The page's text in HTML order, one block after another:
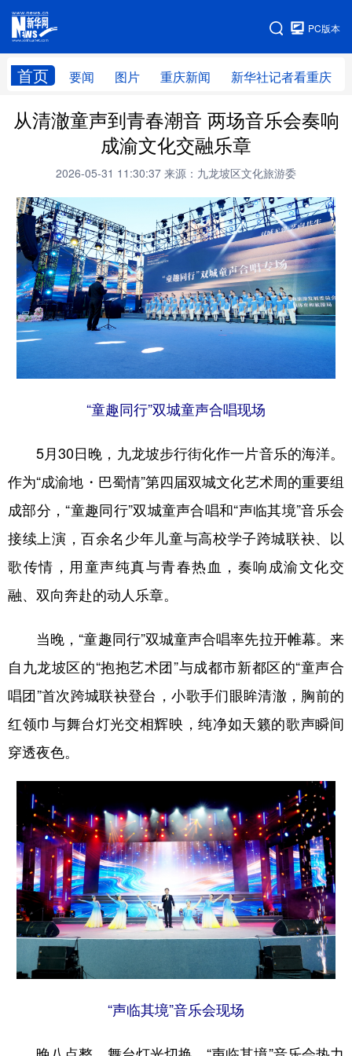
PC版本
首页 要闻 图片 重庆新闻 新华社记者看重庆
网站地图
从清澈童声到青春潮音 两场音乐会奏响
成渝文化交融乐章
2026-05-31 11:30:37 来源：九龙坡区文化旅游委
“童趣同行”双城童声合唱现场
5月30日晚，九龙坡步行街化作一片音乐的海洋。
作为“成渝地・巴蜀情”第四届双城文化艺术周的重要组
成部分，“童趣同行”双城童声合唱和“声临其境”音乐会
接续上演，百余名少年儿童与高校学子跨城联袂、以
歌传情，用童声纯真与青春热血，奏响成渝文化交
融、双向奔赴的动人乐章。
当晚，“童趣同行”双城童声合唱率先拉开帷幕。来
自九龙坡区的“抱抱艺术团”与成都市新都区的“童声合
唱团”首次跨城联袂登台，小歌手们眼眸清澈，胸前的
红领巾与舞台灯光交相辉映，纯净如天籁的歌声瞬间
穿透夜色。
“声临其境”音乐会现场